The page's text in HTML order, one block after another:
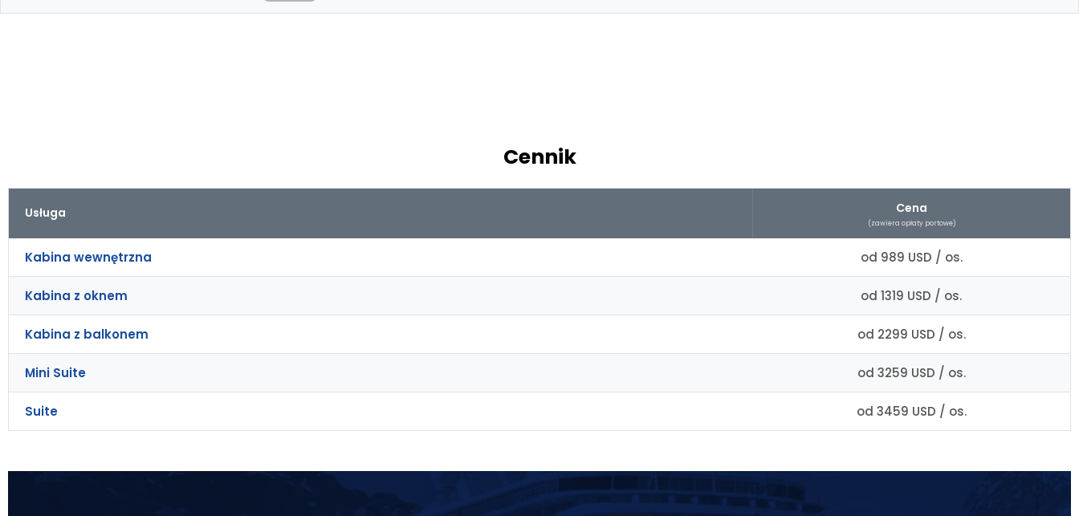
Cennik
Usługa Cena
(zawiera opłaty portowe)
Kabina wewnętrzna od 989 USD / os.
Kabina z oknem od 1319 USD / os.
Kabina z balkonem od 2299 USD / os.
Mini Suite od 3259 USD / os.
Suite od 3459 USD / os.